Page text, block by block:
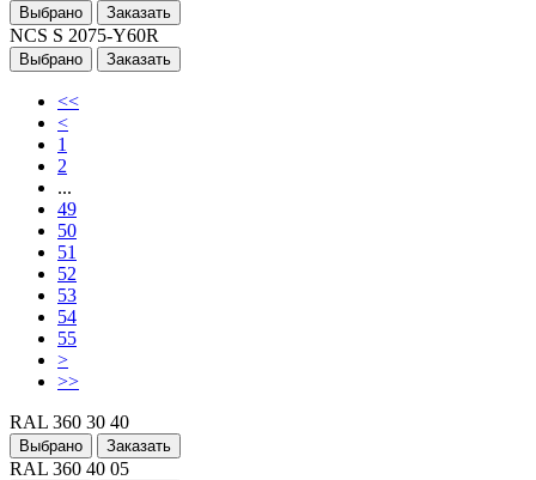
Выбрано Заказать
NCS S 2075-Y60R
Выбрано Заказать
<<
<
1
2
...
49
50
51
52
53
54
55
>
>>
RAL 360 30 40
Выбрано Заказать
RAL 360 40 05